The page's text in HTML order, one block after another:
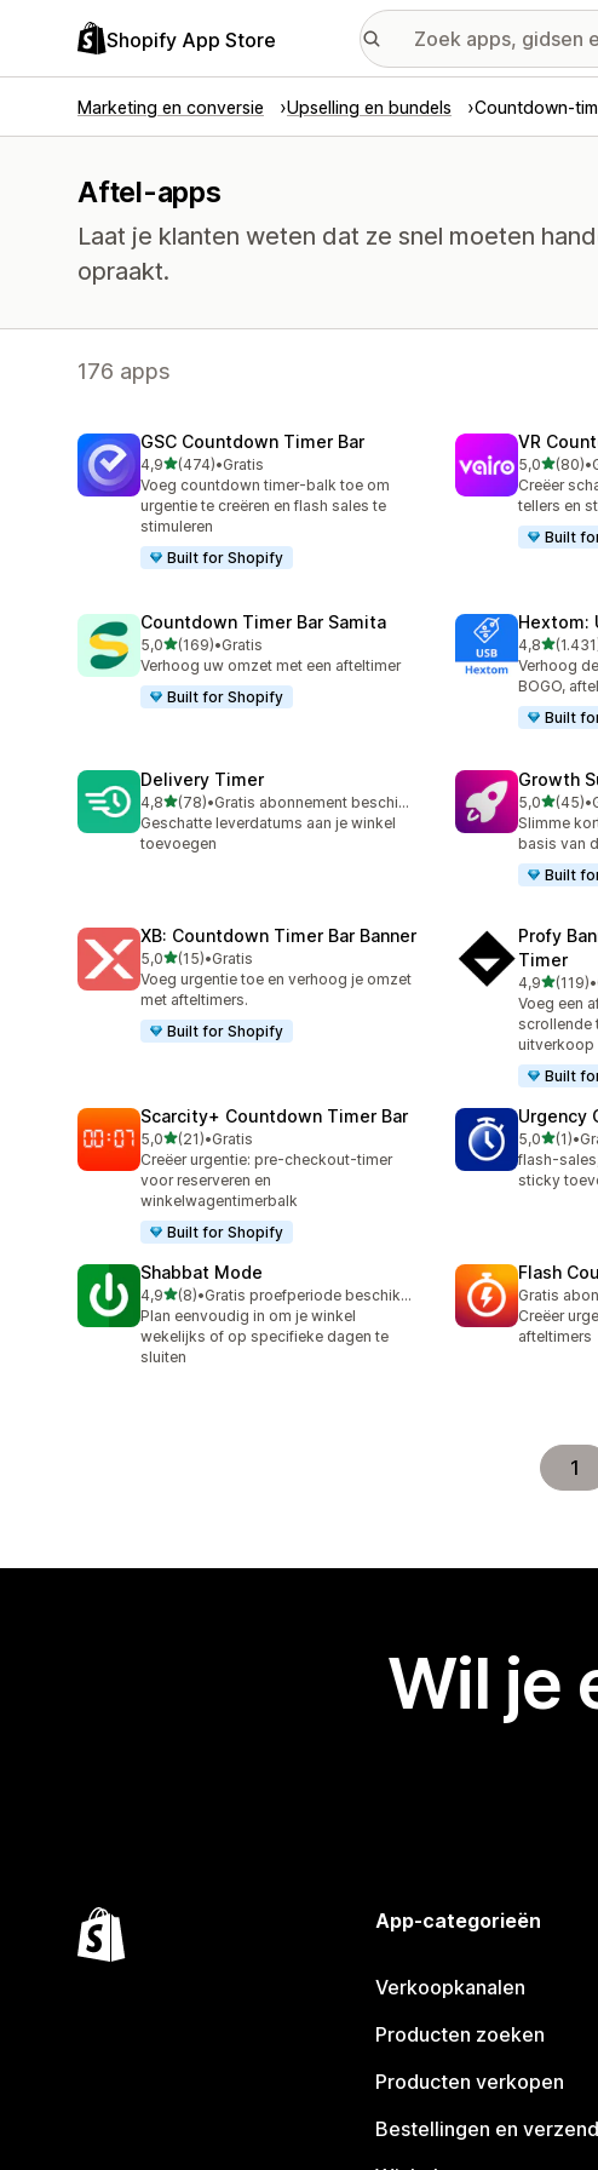
Shopify App Store
Marketing en conversie Upselling en bundels Countdown-
Aftel-apps
Laat je klanten weten dat ze snel moeten
opraakt.
176 apps
GSC Countdown Timer Bar
4,9van 5 sterren
(474)
474 recensies in totaal
•Gratis
Voeg countdown timer-balk toe om
urgentie te creëren en flash sales te
stimuleren
Built for Shopify
VR
5,0van 5
(80)
80 •
Creëer
tellers en
Built
Countdown Timer Bar Samita
5,0van 5 sterren
(169)
169 recensies in totaal
•Gratis
Verhoog uw omzet met een afteltimer
Built for Shopify
Hextom:
4,8van 5
1431
Verhoog
BOGO,
Built
Delivery Timer
4,8van 5 sterren
(78)
78 recensies in totaal
•
Gratis abonnement beschikbaar
Geschatte leverdatums aan je winkel
toevoegen
Growth
5,0van 5
(45)
45 •
Slimme
basis van
Built
XB: Countdown Timer Bar Banner
5,0van 5 sterren
(15)
15 recensies in totaal
•Gratis
Voeg urgentie toe en verhoog je omzet
met afteltimers.
Built for Shopify
Profy
Timer
4,9van 5
(119)
119 •
Voeg een
scrollende
uitverkoop
Built
Scarcity+ Countdown Timer Bar
5,0van 5 sterren
(21)
21 recensies in totaal
•Gratis
Creëer urgentie: pre-checkout-timer
voor reserveren en
winkelwagentimerbalk
Built for Shopify
Urgency
5,0van 5
(1)
1 •
flash-
sticky
Shabbat Mode
4,9van 5 sterren
(8)
8 recensies in totaal
•
Gratis proefperiode beschikbaar
Plan eenvoudig in om je winkel
wekelijks of op specifieke dagen te
sluiten
Flash
Gratis
Creëer
afteltimers
1
Wil je
App-categorieën
Verkoopkanalen
Producten zoeken
Producten verkopen
Bestellingen en